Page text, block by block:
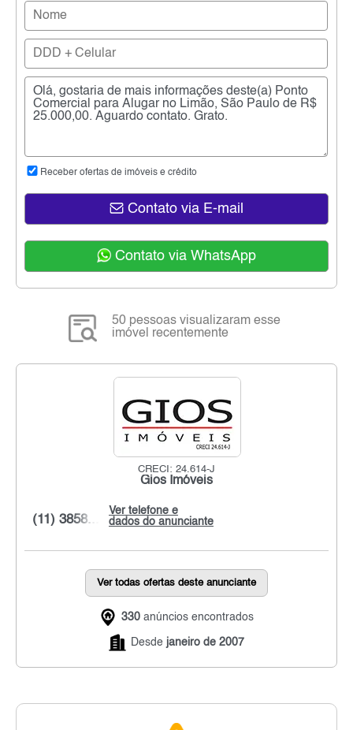
Receber ofertas de imóveis e crédito
Contato via E-mail
Contato via WhatsApp
50 pessoas visualizaram esse
imóvel recentemente
CRECI: 24.614-J
Gios Imóveis
Ver telefone e
dados do anunciante
(11) 3858...
Ver todas ofertas deste anunciante
330 anúncios encontrados
Desde janeiro de 2007